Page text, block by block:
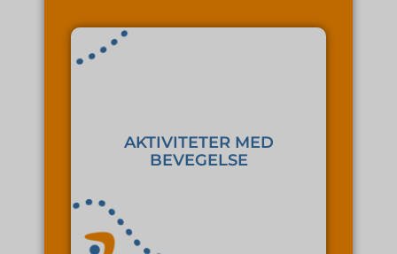
AKTIVITETER MED
BEVEGELSE
Fysiske aktiviteter som dans,
yoga og andre.